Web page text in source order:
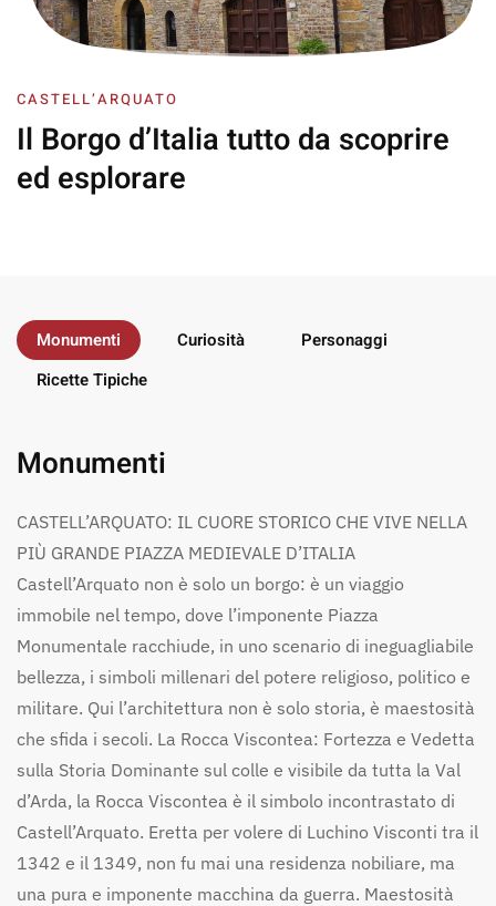
CASTELL’ARQUATO
Il Borgo d’Italia tutto da scoprire
ed esplorare
Monumenti Curiosità
Personaggi
Ricette Tipiche
Monumenti
CASTELL’ARQUATO: IL CUORE STORICO CHE VIVE NELLA
PIÙ GRANDE PIAZZA MEDIEVALE D’ITALIA
Castell’Arquato non è solo un borgo: è un viaggio
immobile nel tempo, dove l’imponente Piazza
Monumentale racchiude, in uno scenario di ineguagliabile
bellezza, i simboli millenari del potere religioso, politico e
militare. Qui l’architettura non è solo storia, è maestosità
che sfida i secoli. La Rocca Viscontea: Fortezza e Vedetta
sulla Storia Dominante sul colle e visibile da tutta la Val
d’Arda, la Rocca Viscontea è il simbolo incontrastato di
Castell’Arquato. Eretta per volere di Luchino Visconti tra il
1342 e il 1349, non fu mai una residenza nobiliare, ma
una pura e imponente macchina da guerra. Maestosità